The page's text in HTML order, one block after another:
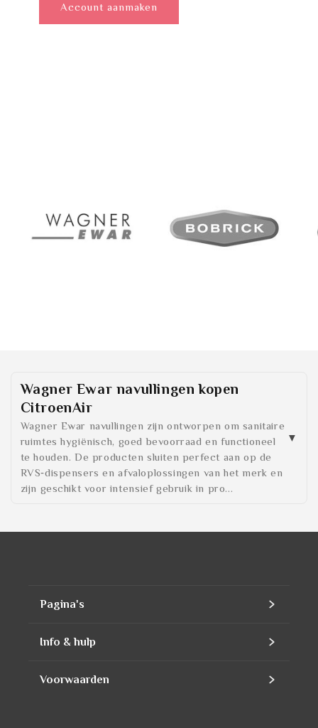
Account aanmaken
Wagner Ewar navullingen kopen
CitroenAir
Wagner Ewar navullingen zijn ontworpen om sanitaire
ruimtes hygiënisch, goed bevoorraad en functioneel
te houden. De producten sluiten perfect aan op de
RVS‑dispensers en afvaloplossingen van het merk en
zijn geschikt voor intensief gebruik in pro...
Pagina's
Home
Info & hulp
Contact
Voorwaarden